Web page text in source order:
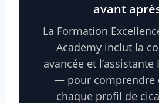
avant
La Formation
Academy inclut la
avancée et l’assistante
— pour comprendre
chaque profil de